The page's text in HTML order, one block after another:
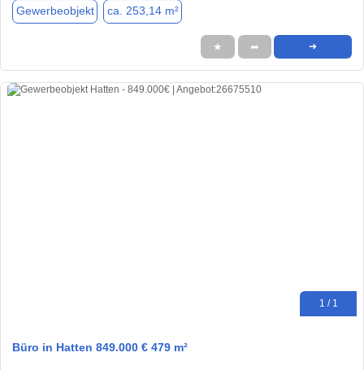
Gewerbeobjekt ca. 253,14 m²
★ ➦ ➜
1 / 1
Büro in Hatten 849.000 € 479 m²